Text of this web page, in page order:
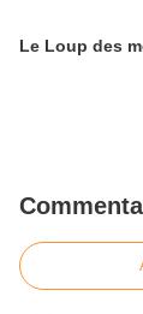
Le Loup des